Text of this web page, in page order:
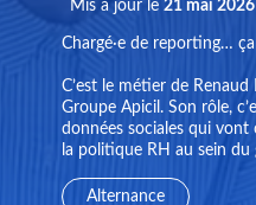
Mis à jour le 21 mai 2026
Chargé·e de reporting…
C’est le métier de
Groupe Apicil. Son rôle,
données sociales qui vont
la politique RH au sein du
Alternance